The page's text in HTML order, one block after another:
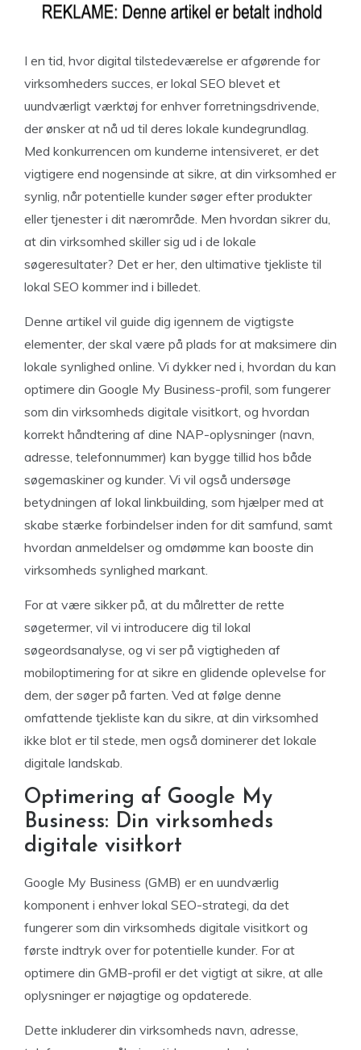
I en tid, hvor digital tilstedeværelse er afgørende for
virksomheders succes, er lokal SEO blevet et
uundværligt værktøj for enhver forretningsdrivende,
der ønsker at nå ud til deres lokale kundegrundlag.
Med konkurrencen om kunderne intensiveret, er det
vigtigere end nogensinde at sikre, at din virksomhed er
synlig, når potentielle kunder søger efter produkter
eller tjenester i dit nærområde. Men hvordan sikrer du,
at din virksomhed skiller sig ud i de lokale
søgeresultater? Det er her, den ultimative tjekliste til
lokal SEO kommer ind i billedet.
Denne artikel vil guide dig igennem de vigtigste
elementer, der skal være på plads for at maksimere din
lokale synlighed online. Vi dykker ned i, hvordan du kan
optimere din Google My Business-profil, som fungerer
som din virksomheds digitale visitkort, og hvordan
korrekt håndtering af dine NAP-oplysninger (navn,
adresse, telefonnummer) kan bygge tillid hos både
søgemaskiner og kunder. Vi vil også undersøge
betydningen af lokal linkbuilding, som hjælper med at
skabe stærke forbindelser inden for dit samfund, samt
hvordan anmeldelser og omdømme kan booste din
virksomheds synlighed markant.
For at være sikker på, at du målretter de rette
søgetermer, vil vi introducere dig til lokal
søgeordsanalyse, og vi ser på vigtigheden af
mobiloptimering for at sikre en glidende oplevelse for
dem, der søger på farten. Ved at følge denne
omfattende tjekliste kan du sikre, at din virksomhed
ikke blot er til stede, men også dominerer det lokale
digitale landskab.
Optimering af Google My
Business: Din virksomheds
digitale visitkort
Google My Business (GMB) er en uundværlig
komponent i enhver lokal SEO-strategi, da det
fungerer som din virksomheds digitale visitkort og
første indtryk over for potentielle kunder. For at
optimere din GMB-profil er det vigtigt at sikre, at alle
oplysninger er nøjagtige og opdaterede.
Dette inkluderer din virksomheds navn, adresse,